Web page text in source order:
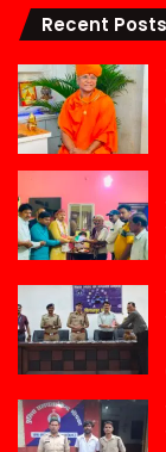
Recent Posts